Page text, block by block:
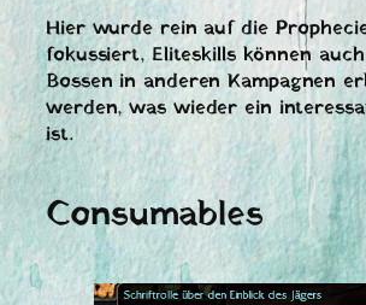
Hier wurde rein auf die
fokussiert, Eliteskills können
Bossen in anderen Kampagnen
werden, was wieder ein
ist.
Consumables